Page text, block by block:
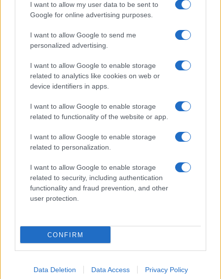
I want to allow my user data to be sent to
Google for online advertising purposes.
I want to allow Google to send me
personalized advertising.
I want to allow Google to enable storage
related to analytics like cookies on web or
device identifiers in apps.
I want to allow Google to enable storage
related to functionality of the website or app.
I want to allow Google to enable storage
related to personalization.
I want to allow Google to enable storage
related to security, including authentication
functionality and fraud prevention, and other
user protection.
CONFIRM
Data Deletion Data Access Privacy Policy